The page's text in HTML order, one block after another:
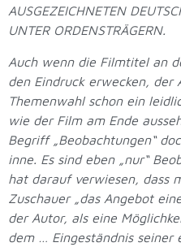
AUSGEZEICHNETEN
UNTER ORDENSTRÄGERN.
Auch wenn die Filmtitel an
den Eindruck erwecken, der
Themenwahl schon ein
wie der Film am Ende
Begriff „Beobachtungen“
inne. Es sind eben „nur“
hat darauf verwiesen, dass
Zuschauer „das Angebot
der Autor, als eine
dem … Eingeständnis seiner